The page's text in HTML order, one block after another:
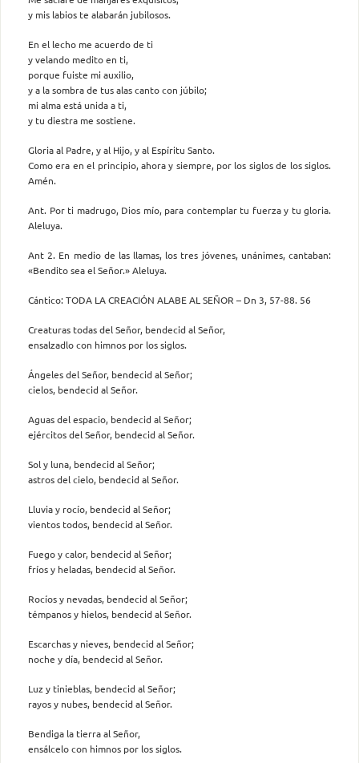
y mis labios te alabarán jubilosos.
En el lecho me acuerdo de ti
y velando medito en ti,
porque fuiste mi auxilio,
y a la sombra de tus alas canto con júbilo;
mi alma está unida a ti,
y tu diestra me sostiene.
Gloria al Padre, y al Hijo, y al Espíritu Santo.
Como era en el principio, ahora y siempre, por los siglos de los siglos.
Amén.
Ant. Por ti madrugo, Dios mío, para contemplar tu fuerza y tu gloria.
Aleluya.
Ant 2. En medio de las llamas, los tres jóvenes, unánimes, cantaban:
«Bendito sea el Señor.» Aleluya.
Cántico: TODA LA CREACIÓN ALABE AL SEÑOR – Dn 3, 57-88. 56
Creaturas todas del Señor, bendecid al Señor,
ensalzadlo con himnos por los siglos.
Ángeles del Señor, bendecid al Señor;
cielos, bendecid al Señor.
Aguas del espacio, bendecid al Señor;
ejércitos del Señor, bendecid al Señor.
Sol y luna, bendecid al Señor;
astros del cielo, bendecid al Señor.
Lluvia y rocío, bendecid al Señor;
vientos todos, bendecid al Señor.
Fuego y calor, bendecid al Señor;
fríos y heladas, bendecid al Señor.
Rocíos y nevadas, bendecid al Señor;
témpanos y hielos, bendecid al Señor.
Escarchas y nieves, bendecid al Señor;
noche y día, bendecid al Señor.
Luz y tinieblas, bendecid al Señor;
rayos y nubes, bendecid al Señor.
Bendiga la tierra al Señor,
ensálcelo con himnos por los siglos.